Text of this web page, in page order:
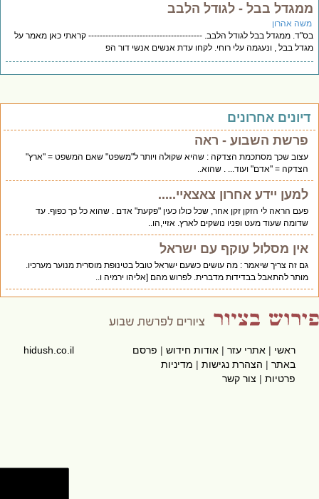
בבל - לגודל הלבב
אהרון
ממגדל בבל לגודל הלבב. ---------------------------------------- קראתי כאן מאמר על
בבל , ונעגמה עלי רוחי. לקחו עדת אנשים אנשי דור הפ
אחרונים
פרשת השבוע - ראה
עצוב שכך מסתכמת הצדקה : שהיא שקולה ויותר ל"משפט" שאם המשפט = "ארץ"
הצדקה = "אדם" ועוד... . שהוא..
למען יידע אחרון צאצאיי.....
פעם הראה לי הזקן זקן אחר, שכל כולו כעין "פקעת" אדם . שהוא כל כך כפוף. עד
שדומה שעוד מעט ופניו נושקים לארץ. אזיי,הו..
אין מסלול עוקף עם ישראל
גם זה צריך שיאמר : מה עושים כשעם ישראל טובל בטינופת מוסרית מנוער מערכיו.
מותר להתאבל בבדידות מדברית. לפרוש מהם [אליהו ירמיה ו..
ראשי|אתרי עזר|אודות חידוש|פרסם
באתר|הצהרת נגישות|מדיניות
פרטיות|צור קשר
hidush.co.il